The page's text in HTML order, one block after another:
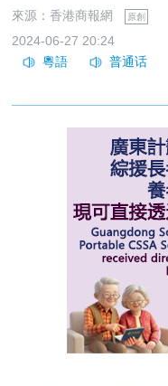
來源：香港商報網 原創
2024-06-27 20:24